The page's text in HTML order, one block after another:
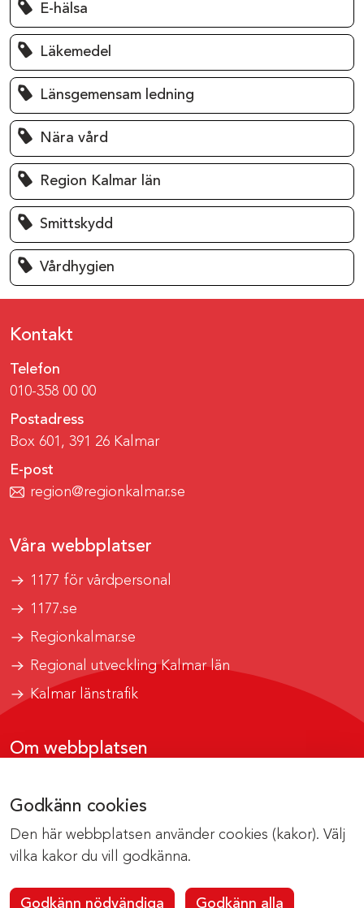
Godkänn cookies
Den här webbplatsen använder cookies (kakor). Välj
vilka kakor du vill godkänna.
Godkänn nödvändiga Godkänn alla
E-hälsa
Läkemedel
Länsgemensam ledning
Nära vård
Region Kalmar län
Smittskydd
Vårdhygien
Kontakt
Telefon
010-358 00 00
Postadress
Box 601, 391 26 Kalmar
E-post
region@regionkalmar.se
Våra webbplatser
1177 för vårdpersonal
1177.se
Regionkalmar.se
Regional utveckling Kalmar län
Kalmar länstrafik
Om webbplatsen
Om cookies
Kontakta webbredaktionen